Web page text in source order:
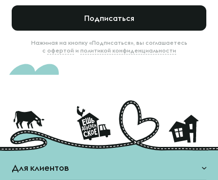
Подписаться
Нажимая на кнопку «Подписаться», вы соглашаетесь
с офертой и политикой конфиденциальности
Для клиентов